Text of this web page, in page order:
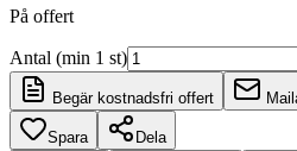
På offert
Antal (min 1 st)
Begär kostnadsfri offert
Spara
Dela